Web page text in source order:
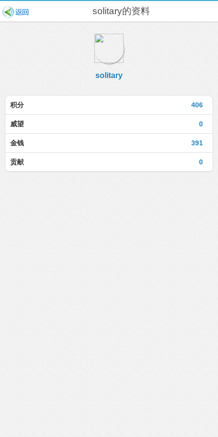
solitary的资料
solitary
406
积分
0
威望
391
金钱
0
贡献